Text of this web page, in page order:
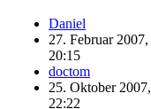
Daniel
27. Februar 2007,
20:15
doctom
25. Oktober 2007,
22:22